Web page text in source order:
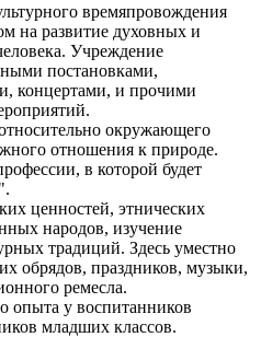
времяпровождения
на развитие духовных и
Учреждение
постановками,
концертами, и прочими
окружающего
отношения к природе.
в которой будет
ценностей, этнических
народов, изучение
традиций. Здесь уместно
обрядов, праздников, музыки,
ремесла.
опыта у воспитанников
младших классов.